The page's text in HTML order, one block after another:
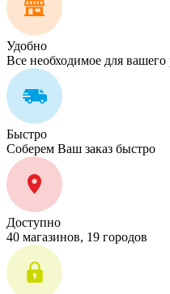
Удобно
Все необходимое для
Быстро
Соберем Ваш заказ быстро
Доступно
40 магазинов, 19 городов